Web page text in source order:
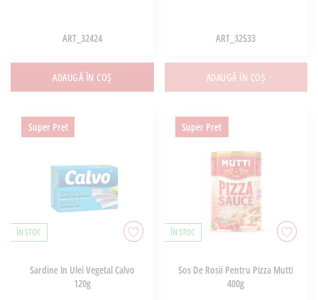
ART_32424
ADAUGĂ ÎN COȘ
ART_32533
ADAUGĂ ÎN COȘ
Super Pret
ÎN STOC
Sardine In Ulei Vegetal Calvo
120g
Super Pret
ÎN STOC
Sos De Rosii Pentru Pizza Mutti
400g